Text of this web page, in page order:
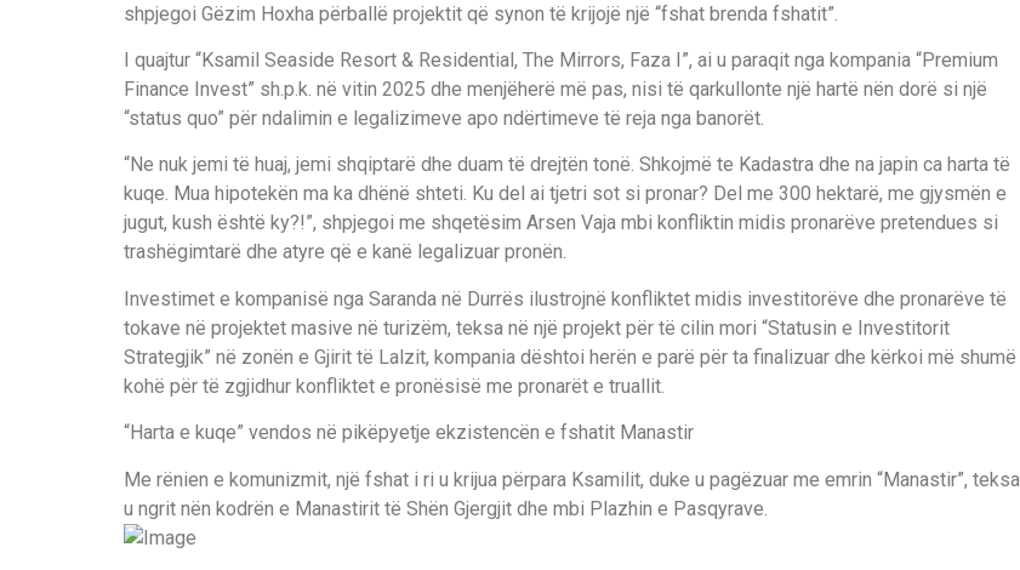
shpjegoi Gëzim Hoxha përballë projektit që synon të krijojë një “fshat brenda fshatit”.
I quajtur “Ksamil Seaside Resort & Residential, The Mirrors, Faza I”, ai u paraqit nga kompania “Premium
Finance Invest” sh.p.k. në vitin 2025 dhe menjëherë më pas, nisi të qarkullonte një hartë nën dorë si një
“status quo” për ndalimin e legalizimeve apo ndërtimeve të reja nga banorët.
“Ne nuk jemi të huaj, jemi shqiptarë dhe duam të drejtën tonë. Shkojmë te Kadastra dhe na japin ca harta të
kuqe. Mua hipotekën ma ka dhënë shteti. Ku del ai tjetri sot si pronar? Del me 300 hektarë, me gjysmën e
jugut, kush është ky?!”, shpjegoi me shqetësim Arsen Vaja mbi konfliktin midis pronarëve pretendues si
trashëgimtarë dhe atyre që e kanë legalizuar pronën.
Investimet e kompanisë nga Saranda në Durrës ilustrojnë konfliktet midis investitorëve dhe pronarëve të
tokave në projektet masive në turizëm, teksa në një projekt për të cilin mori “Statusin e Investitorit
Strategjik” në zonën e Gjirit të Lalzit, kompania dështoi herën e parë për ta finalizuar dhe kërkoi më shumë
kohë për të zgjidhur konfliktet e pronësisë me pronarët e truallit.
“Harta e kuqe” vendos në pikëpyetje ekzistencën e fshatit Manastir
Me rënien e komunizmit, një fshat i ri u krijua përpara Ksamilit, duke u pagëzuar me emrin “Manastir”, teksa
u ngrit nën kodrën e Manastirit të Shën Gjergjit dhe mbi Plazhin e Pasqyrave.